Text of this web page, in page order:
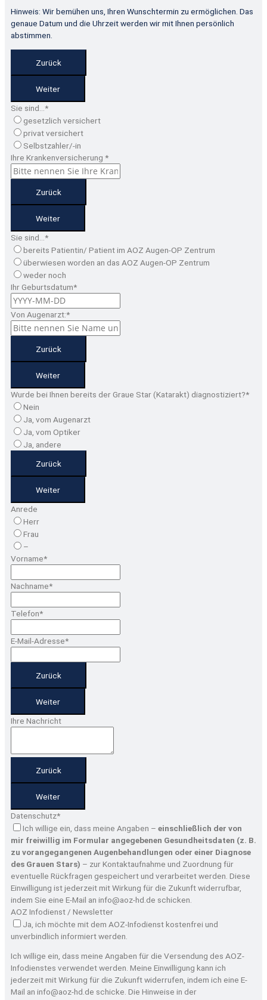
Hinweis: Wir bemühen uns, Ihren Wunschtermin zu ermöglichen. Das
genaue Datum und die Uhrzeit werden wir mit Ihnen persönlich
abstimmen.
Zurück
Weiter
Sie sind… *
gesetzlich versichert
privat versichert
Selbstzahler/-in
Ihre Krankenversicherung *
Zurück
Weiter
Sie sind… *
bereits Patientin/ Patient im AOZ Augen-OP Zentrum
überwiesen worden an das AOZ Augen-OP Zentrum
weder noch
Ihr Geburtsdatum*
Von Augenarzt:*
Zurück
Weiter
Wurde bei Ihnen bereits der Graue Star (Katarakt) diagnostiziert?*
Nein
Ja, vom Augenarzt
Ja, vom Optiker
Ja, andere
Zurück
Weiter
Anrede
Herr
Frau
–
Vorname*
Nachname*
Telefon*
E-Mail-Adresse*
Zurück
Weiter
Ihre Nachricht
Zurück
Weiter
Datenschutz*
Ich willige ein, dass meine Angaben – einschließlich der von
mir freiwillig im Formular angegebenen Gesundheitsdaten (z. B.
zu vorangegangenen Augenbehandlungen oder einer Diagnose
des Grauen Stars) – zur Kontaktaufnahme und Zuordnung für
eventuelle Rückfragen gespeichert und verarbeitet werden. Diese
Einwilligung ist jederzeit mit Wirkung für die Zukunft widerrufbar,
indem Sie eine E-Mail an info@aoz-hd.de schicken.
AOZ Infodienst / Newsletter
Ja, ich möchte mit dem AOZ-Infodienst kostenfrei und
unverbindlich informiert werden.
Ich willige ein, dass meine Angaben für die Versendung des AOZ-
Infodienstes verwendet werden. Meine Einwilligung kann ich
jederzeit mit Wirkung für die Zukunft widerrufen, indem ich eine E-
Mail an info@aoz-hd.de schicke. Die Hinweise in der